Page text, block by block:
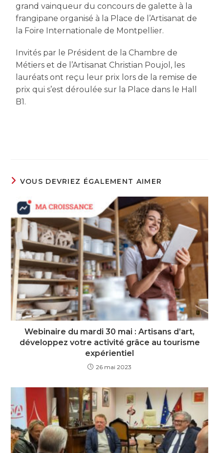
grand vainqueur du concours de galette à la
frangipane organisé à la Place de l’Artisanat de
la Foire Internationale de Montpellier.
Invités par le Président de la Chambre de
Métiers et de l’Artisanat Christian Poujol, les
lauréats ont reçu leur prix lors de la remise de
prix qui s’est déroulée sur la Place dans le Hall
B1.
VOUS DEVRIEZ ÉGALEMENT AIMER
Webinaire du mardi 30 mai : Artisans d’art,
développez votre activité grâce au tourisme
expérientiel
26 mai 2023